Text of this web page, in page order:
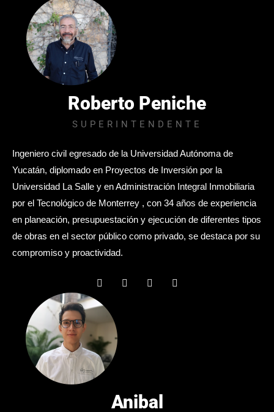
Roberto Peniche
SUPERINTENDENTE
Ingeniero civil egresado de la Universidad Autónoma de
Yucatán, diplomado en Proyectos de Inversión por la
Universidad La Salle y en Administración Integral Inmobiliaria
por el Tecnológico de Monterrey , con 34 años de experiencia
en planeación, presupuestación y ejecución de diferentes tipos
de obras en el sector público como privado, se destaca por su
compromiso y proactividad.
Anibal